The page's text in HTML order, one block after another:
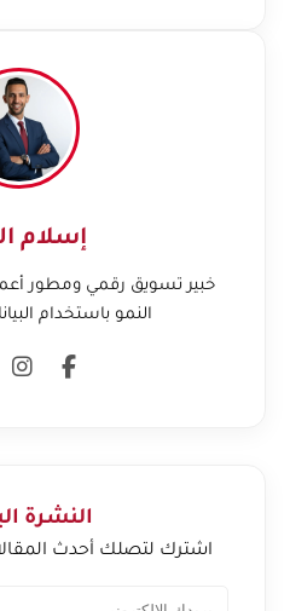
إسلام
خبير تسويق رقمي ومطور
النمو باستخدام
النشرة
اشترك لتصلك أحدث